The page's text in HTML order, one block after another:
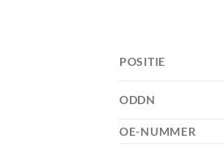
POSITIE
ODDN
OE-NUMMER